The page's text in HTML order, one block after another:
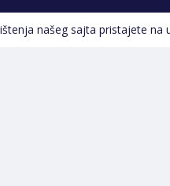
našeg sajta pristajete na